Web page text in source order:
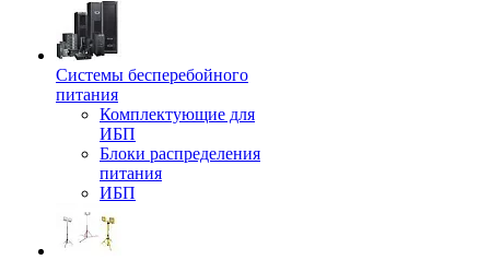
Системы бесперебойного
питания
Комплектующие для
ИБП
Блоки распределения
питания
ИБП